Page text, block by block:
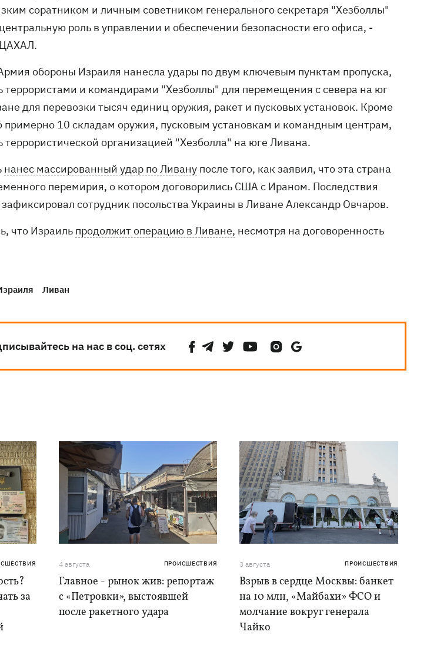
соратником и личным советником генерального секретаря "Хезболлы"
роль в управлении и обеспечении безопасности его офиса, -
ЦАХАЛ.
обороны Израиля нанесла удары по двум ключевым пунктам пропуска,
террористами и командирами "Хезболлы" для перемещения с севера на юг
для перевозки тысяч единиц оружия, ракет и пусковых установок. Кроме
примерно 10 складам оружия, пусковым установкам и командным центрам,
террористической организацией "Хезболла" на юге Ливана.
нанес массированный удар по Ливану после того, как заявил, что эта страна
перемирия, о котором договорились США с Ираном. Последствия
зафиксировал сотрудник посольства Украины в Ливане Александр Овчаров.
что Израиль продолжит операцию в Ливане, несмотря на договоренность
Ливан
на нас в соц. сетях
за
4 августа ПРОИСШЕСТВИЯ
Главное - рынок жив: репортаж
с «Петровки», выстоявшей
после ракетного удара
3 августа ПРОИСШЕСТВИЯ
Взрыв в сердце Москвы: банкет
на 10 млн, «Майбахи» ФСО и
молчание вокруг генерала
Чайко